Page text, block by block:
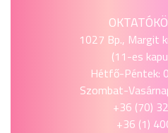
1027 Bp., Margit
(11-es
Hétfő-Péntek:
Szombat-
+36 (70)
+36 (1)